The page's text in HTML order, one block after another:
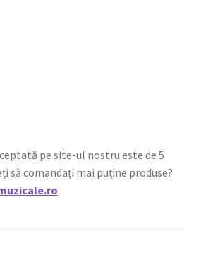
pe site-ul nostru este de 5
să comandați mai puține produse?